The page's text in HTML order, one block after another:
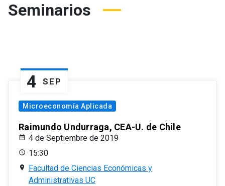
Seminarios
4 SEP
Microeconomía Aplicada
Raimundo Undurraga, CEA-U. de Chile
4 de Septiembre de 2019
15:30
Facultad de Ciencias Económicas y
Administrativas UC